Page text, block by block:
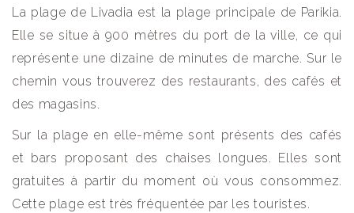
La plage de Livadia est la plage principale de Parikia.
Elle se situe à 900 mètres du port de la ville, ce qui
représente une dizaine de minutes de marche. Sur le
chemin vous trouverez des restaurants, des cafés et
des magasins.
Sur la plage en elle-même sont présents des cafés
et bars proposant des chaises longues. Elles sont
gratuites à partir du moment où vous consommez.
Cette plage est très fréquentée par les touristes.